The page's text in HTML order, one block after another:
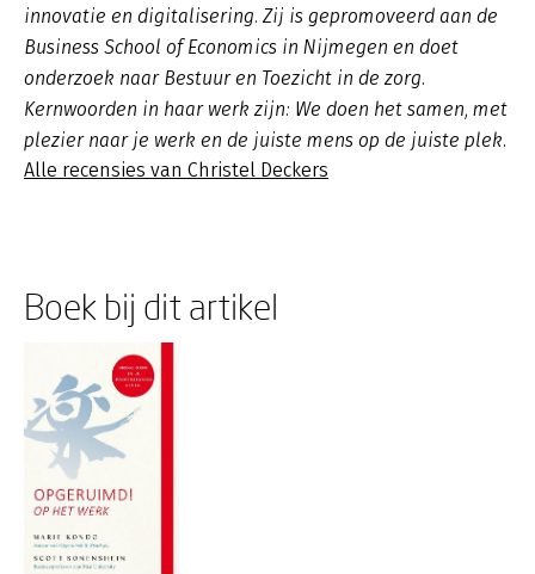
innovatie en digitalisering. Zij is gepromoveerd aan de
Business School of Economics in Nijmegen en doet
onderzoek naar Bestuur en Toezicht in de zorg.
Kernwoorden in haar werk zijn: We doen het samen, met
plezier naar je werk en de juiste mens op de juiste plek.
Alle recensies van Christel Deckers
Boek bij dit artikel